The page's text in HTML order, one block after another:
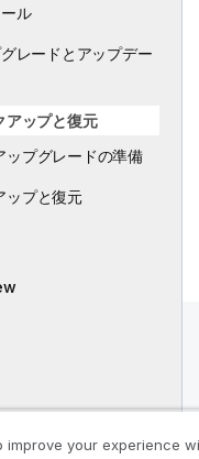
ル
レードとアップデー
ップと復元
ップグレードの準備
ップと復元
improve your experience